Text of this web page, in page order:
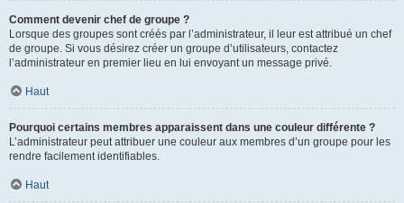
Comment devenir chef de groupe ?
Lorsque des groupes sont créés par l’administrateur, il leur est attribué un chef
de groupe. Si vous désirez créer un groupe d’utilisateurs, contactez
l’administrateur en premier lieu en lui envoyant un message privé.
Haut
Pourquoi certains membres apparaissent dans une couleur différente ?
L’administrateur peut attribuer une couleur aux membres d’un groupe pour les
rendre facilement identifiables.
Haut